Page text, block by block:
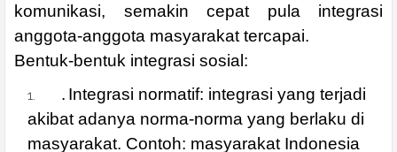
komunikasi, semakin cepat pula integrasi
anggota-anggota masyarakat tercapai.
Bentuk-bentuk integrasi sosial:
. Integrasi normatif: integrasi yang terjadi
akibat adanya norma-norma yang berlaku di
masyarakat. Contoh: masyarakat Indonesia